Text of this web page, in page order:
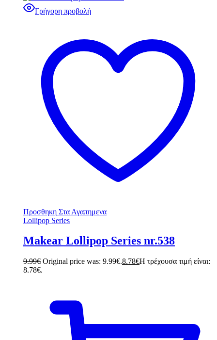
Γρήγορη προβολή
Προσθηκη Στα Αγαπημενα
Lollipop Series
Makear Lollipop Series nr.538
9.99€ Original price was: 9.99€.8.78€Η τρέχουσα τιμή είναι:
8.78€.